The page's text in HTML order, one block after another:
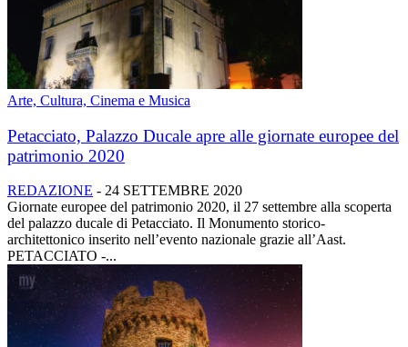
Arte, Cultura, Cinema e Musica
Petacciato, Palazzo Ducale apre alle giornate europee del
patrimonio 2020
REDAZIONE - 24 SETTEMBRE 2020
Giornate europee del patrimonio 2020, il 27 settembre alla scoperta
del palazzo ducale di Petacciato. Il Monumento storico-
architettonico inserito nell’evento nazionale grazie all’Aast.
PETACCIATO -...